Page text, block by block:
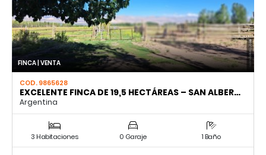
FINCA | VENTA
COD. 9865628
EXCELENTE FINCA DE 19,5 HECTÁREAS – SAN ALBER…
Argentina
3 Habitaciones 0 Garaje 1 Baño